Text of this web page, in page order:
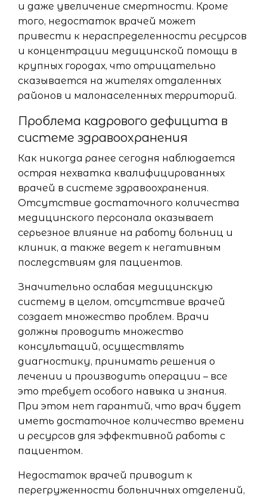
и даже увеличение смертности. Кроме
того, недостаток врачей может
привести к нераспределенности ресурсов
и концентрации медицинской помощи в
крупных городах, что отрицательно
сказывается на жителях отдаленных
районов и малонаселенных территорий.
Проблема кадрового дефицита в
системе здравоохранения
Как никогда ранее сегодня наблюдается
острая нехватка квалифицированных
врачей в системе здравоохранения.
Отсутствие достаточного количества
медицинского персонала оказывает
серьезное влияние на работу больниц и
клиник, а также ведет к негативным
последствиям для пациентов.
Значительно ослабая медицинскую
систему в целом, отсутствие врачей
создает множество проблем. Врачи
должны проводить множество
консультаций, осуществлять
диагностику, принимать решения о
лечении и производить операции – все
это требует особого навыка и знания.
При этом нет гарантий, что врач будет
иметь достаточное количество времени
и ресурсов для эффективной работы с
пациентом.
Недостаток врачей приводит к
перегруженности больничных отделений,